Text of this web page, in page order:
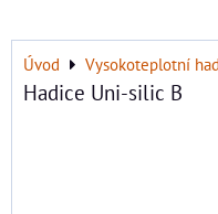
Úvod Vysokoteplotní
Hadice Uni-silic B